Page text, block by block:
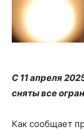
С 11 апреля
сняты все
Как сообщает